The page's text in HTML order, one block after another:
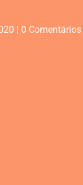
| 0 Comentários